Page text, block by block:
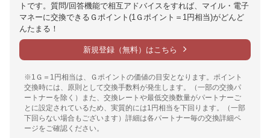
トです。質問/回答機能で相互アドバイスをすれば、マイル・電子
マネーに交換できるＧポイント(1Ｇポイント＝1円相当)がどんど
んたまる！
新規登録（無料）はこちら
※1Ｇ＝1円相当は、Ｇポイントの価値の目安となります。ポイント
交換時には、原則として交換手数料が発生します。（一部の交換パ
ートナーを除く）また、交換レートや最低交換数量がパートナーご
とに設定されているため、実質的には1円相当を下回ります。（一部
下回らない場合もございます）詳細は各パートナー毎の交換詳細ペ
ージをご確認ください。